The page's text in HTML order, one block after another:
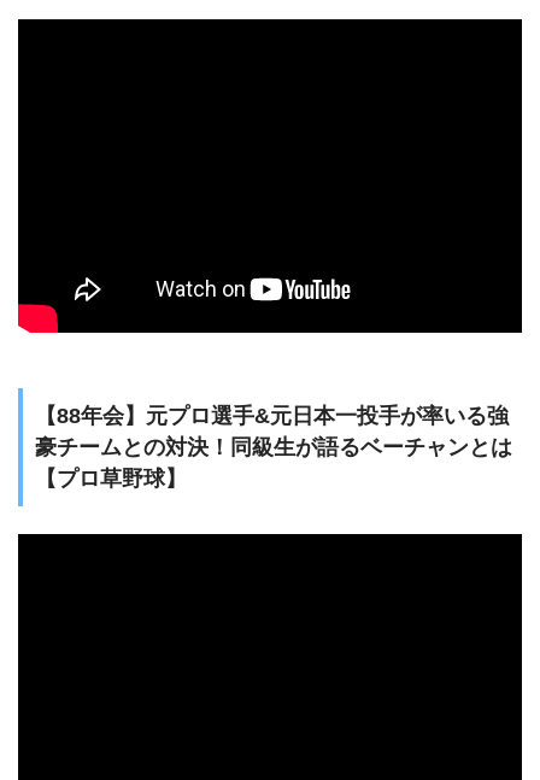
【88年会】元プロ選手&元日本一投手が率いる強
豪チームとの対決！同級生が語るベーチャンとは
【プロ草野球】